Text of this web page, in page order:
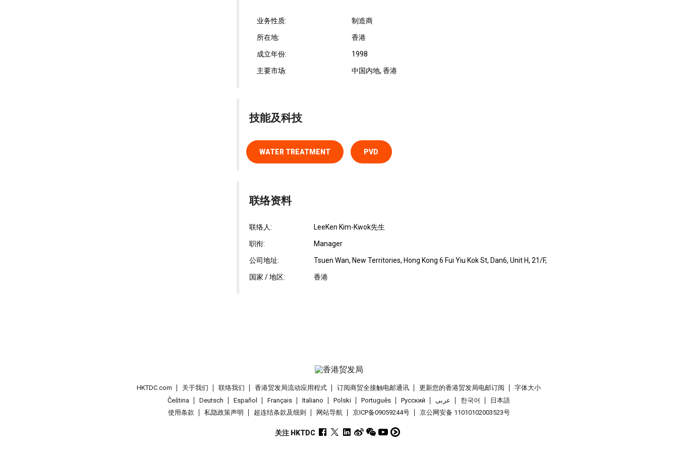
业务性质: 制造商
所在地: 香港
成立年份: 1998
主要市场: 中国内地, 香港
技能及科技
WATER TREATMENT PVD
联络资料
联络人: LeeKen Kim-Kwok先生
职衔: Manager
公司地址: Tsuen Wan, New Territories, Hong Kong 6 Fui Yiu Kok St, Dan6, Unit H, 21/F,
国家 / 地区: 香港
HKTDC.com 关于我们 联络我们 香港贸发局流动应用程式 订阅商贸全接触电邮通讯 更新您的香港贸发局电邮订阅
字体大小
Čeština
Deutsch Español Français Italiano Polski Português Pусский عربى 한국어
日本語
使用条款
私隐政策声明 超连结条款及细则 网站导航 京ICP备09059244号 京公网安备 11010102003523号
关注 HKTDC